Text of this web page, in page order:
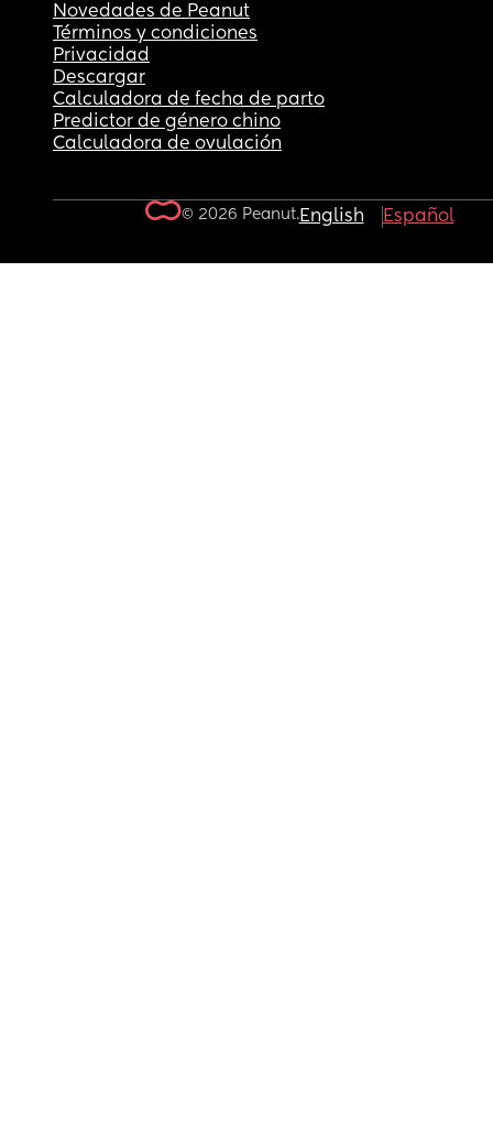
Novedades de Peanut
Términos y condiciones
Privacidad
Descargar
Calculadora de fecha de parto
Predictor de género chino
Calculadora de ovulación
© 2026 Peanut.English Español